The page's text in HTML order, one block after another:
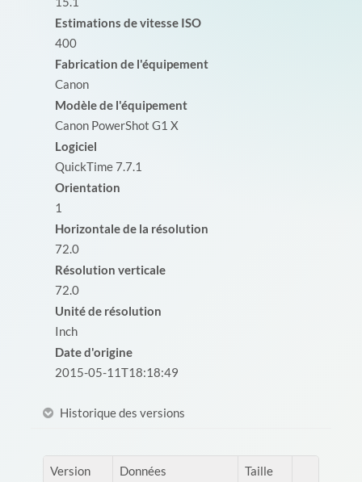
Estimations de vitesse ISO
400
Fabrication de l'équipement
Canon
Modèle de l'équipement
Canon PowerShot G1 X
Logiciel
QuickTime 7.7.1
Orientation
1
Horizontale de la résolution
72.0
Résolution verticale
72.0
Unité de résolution
Inch
Date d'origine
2015-05-11T18:18:49
Historique des versions
Version Données Taille